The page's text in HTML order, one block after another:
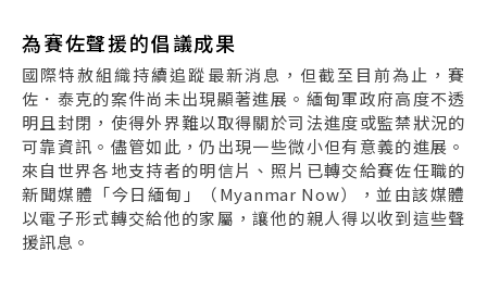
為賽佐聲援的倡議成果
國際特赦組織持續追蹤最新消息，但截至目前為止，賽
佐．泰克的案件尚未出現顯著進展。緬甸軍政府高度不透
明且封閉，使得外界難以取得關於司法進度或監禁狀況的
可靠資訊。儘管如此，仍出現一些微小但有意義的進展。
來自世界各地支持者的明信片、照片已轉交給賽佐任職的
新聞媒體「今日緬甸」（Myanmar Now），並由該媒體
以電子形式轉交給他的家屬，讓他的親人得以收到這些聲
援訊息。